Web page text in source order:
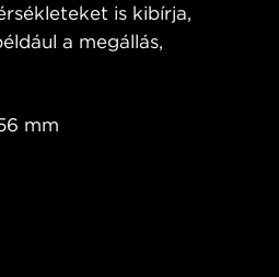
is kibírja,
a megállás,
mm